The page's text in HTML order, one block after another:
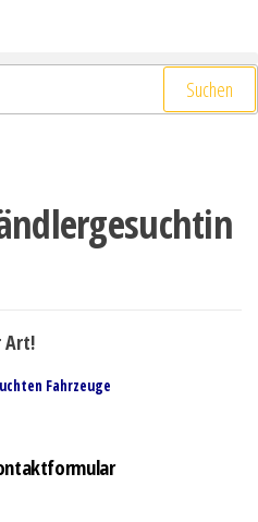
Suchen
Art!
Fahrzeuge